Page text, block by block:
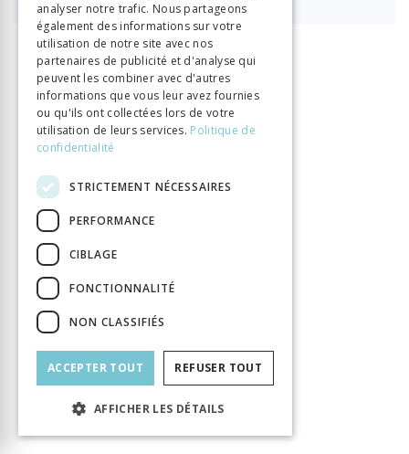
INFORMATION
Auteur
Matossian Chaké
Éditeur
Librairie Droz
9782600017992
Collection
Bibliothèque des Lumières
Nombre de pages
152
Parution
Thème
Format
15,2x22,2
Type de livre
Monographie
analyser notre trafic. Nous partageons
également des informations sur votre
utilisation de notre site avec nos
partenaires de publicité et d'analyse qui
peuvent les combiner avec d'autres
informations que vous leur avez fournies
ou qu'ils ont collectées lors de votre
utilisation de leurs services. Politique de
confidentialité
STRICTEMENT NÉCESSAIRES
PERFORMANCE
CIBLAGE
FONCTIONNALITÉ
NON CLASSIFIÉS
ACCEPTER TOUT REFUSER TOUT
AFFICHER LES DÉTAILS